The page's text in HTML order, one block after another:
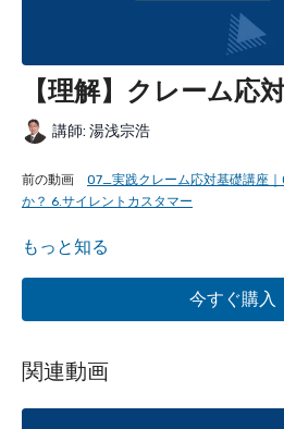
【理解】クレーム応
講師: 湯浅宗浩
前の動画 07_実践クレーム応対基礎講座
か？ 6.サイレントカスタマー
再生中 08_実践クレーム応対基礎講座｜
09_実践クレーム応対基礎講座
【講座概要】
をどのように捉
もっと知る
今すぐ購入
関連動画